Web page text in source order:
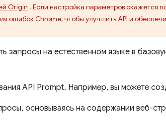
Origin . Если настройка параметров окажется
ошибок Chrome,чтобы улучшить API и
запросы на естественном языке в
API Prompt. Например, вы можете
основываясь на содержании веб-